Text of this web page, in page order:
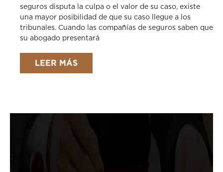
seguros disputa la culpa o el valor de su caso, existe
una mayor posibilidad de que su caso llegue a los
tribunales. Cuando las compañías de seguros saben que
su abogado presentará
LEER MÁS